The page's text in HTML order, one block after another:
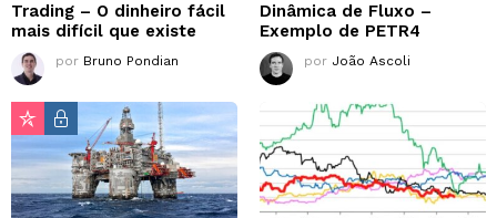
Trading – O dinheiro fácil
mais difícil que existe
por Bruno Pondian
Dinâmica de Fluxo –
Exemplo de PETR4
por João Ascoli